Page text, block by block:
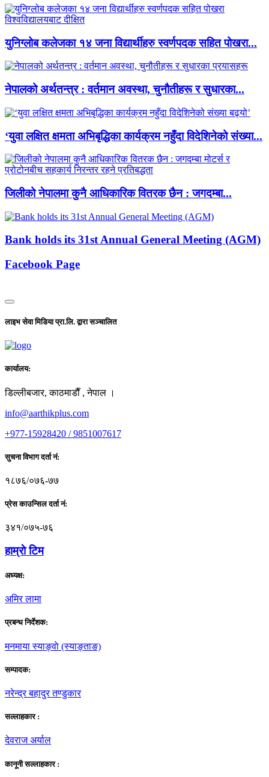
युनिग्लोब कलेजका १४ जना विद्यार्थीहरु स्वर्णपदक सहित पोखरा...
नेपालको अर्थतन्त्र : वर्तमान अवस्था, चुनौतीहरू र सुधारका...
‘युवा लक्षित क्षमता अभिबृद्धिका कार्यक्रम नहुँदा विदेशिनेको संख्या...
जिलीको नेपालमा कुनै आधिकारिक वितरक छैन : जगदम्बा...
Bank holds its 31st Annual General Meeting (AGM)
Facebook Page
लाइभ सेवा मिडिया प्रा.लि. द्वारा सञ्चालित
कार्यालय:
डिल्लीबजार, काठमाडाैँ , नेपाल ।
info@aarthikplus.com
+977-15928420 / 9851007617
सुचना विभाग दर्ता नं:
१८७६/०७६-७७
प्रेस काउन्सिल दर्ता नं:
३४१/०७५-७६
हाम्राे टिम
अध्यक्ष:
अमिर लामा
प्रबन्ध निर्देशक:
मनमाया स्याङ्वाे (स्याङ्ताङ)
सम्पादक:
नरेन्द्र बहादुर तण्डुकार
सल्लाहकार :
देवराज अर्याल
कानूनी सल्लाहकार :